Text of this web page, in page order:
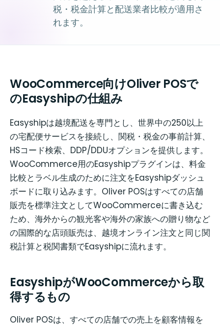
税・税金計算と配送業者比較が適用さ
れます。
WooCommerce向けOliver POSで
のEasyshipの仕組み
Easyshipは越境配送を専門とし、世界中の250以上
の宅配便サービスを接続し、関税・税金の事前計算、
HSコード検索、DDP/DDUオプションを提供します。
WooCommerce用のEasyshipプラグインは、料金
比較とラベル生成のために注文をEasyshipダッシュ
ボードに取り込みます。Oliver POSはすべての店舗
販売を標準注文としてWooCommerceに書き込む
ため、海外からの観光客や海外の家族への贈り物など
の国際的な店頭販売は、越境オンライン注文と同じ関
税計算と税関書類でEasyshipに流れます。
EasyshipがWooCommerceから取
得するもの
Oliver POSは、すべての店舗での売上を顧客情報を